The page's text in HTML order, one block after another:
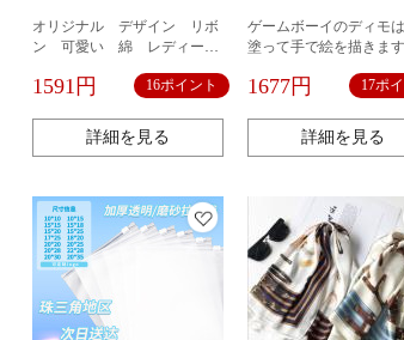
オリジナル デザイン リボ
ン 可愛い 綿 レディー
1591円 16ポイント
詳細を見る
ゲームボーイのディモ
塗って手で絵を描きます
1677円 17ポ
詳細を見る